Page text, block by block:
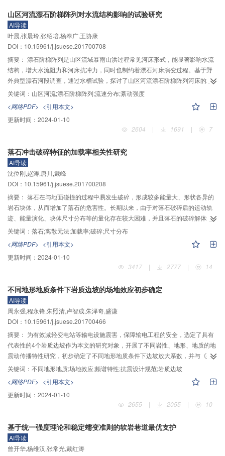
头的掺气特性，定义涌潮潮头的掺气长度，其与潮前水深及其流速、涌潮潮头
的高度及其传播速度等因素密切相关；利用量纲分析确定涌潮潮头的相对掺气
长度与涌潮强度和涌潮Froude数之间的函数关系后，运用非线性回归分析试验
数据得到计算涌潮潮头掺气长度的经验公式；最后通过对钱塘江盐官段涌潮潮
头掺气长度的几组观测值与经验公式计算值的对比与误差分析，验证了经验公
式的实用性，为更好地预测涌潮潮头掺气的特征提供了量化的基础。
山区河流漂石阶梯阵列对水流结构影响的试验研究
AI导读
叶晨,张晨玲,张绍培,杨奉广,王协康
DOI：10.15961/j.jsuese.201700708
摘要： 漂石阶梯阵列是山区流域暴雨山洪过程常见河床形式，能显著影响水流
结构，增大水流阻力和河床抗冲力，同时也制约着漂石河床演变过程。基于野
外典型漂石河段调查，通过水槽试验，探讨了山区河流漂石阶梯阵列河床的水
动力特征。试验结果表明：不同的漂石阶梯行距对于水流流速及其紊动强度影
响明显，三向紊动强度大体沿水深方向呈现先增大后减小趋势，横向与垂向的
紊动强度峰值点位置都位于0<
≤0.2水深处，近底逆流在垂向及主流方向的
作用范围分别为$1D$与
范围与漂石粒径呈正相关。漂石阵列对近床湍流具有“均匀化”作用，随着漂石排
关键词： 山区河流;漂石阶梯阵列;流速分布;紊动强度
<网络PDF> <引用本文>
更新时间： 2024-01-10
2604
| 1691 | 7
落石冲击破碎特征的加载率相关性研究
AI导读
沈位刚,赵涛,唐川,戴峰
DOI：10.15961/j.jsuese.201700208
摘要： 落石在与地面碰撞的过程中易发生破碎，形成较多能量大、形状各异的
岩石块体，从而增加了落石的危害性。长期以来，由于对落石破碎后的运动轨
迹、能量演化、块体尺寸分布等的量化存在较大困难，并且落石的破碎解体还
没有被考虑到落石的运动学分析中。因此，研究落石的冲击破碎机理，判断落
石是否破碎及预测破碎块体的大小将促进落石运动分析的进一步发展。本文运
用离散单元方法建立落石与地面的数值模型，落石由紧密黏结的球形颗粒组
成，刚性地面由一层固定颗粒代替，研究落石在不同速度撞击下的破碎特征，
分析落石破碎特征与冲击加载率的关系。结果表明：落石在撞击地面后，内部
随着冲击加载率的增大，落石内部产生的裂纹急剧增加，致使落石破碎的块体
数目增多，块体尺寸减小；落石的破碎程度与加载率呈线性正相关关系，破碎
块体数量和最大块体尺寸与加载率呈幂函数关系，且破碎块体的尺寸分布特征
符合三参数极值分布。
关键词： 落石;离散元法;加载率;破碎;尺寸分布
<网络PDF> <引用本文>
更新时间： 2024-01-10
3417
| 2777 | 14
不同地形地质条件下岩质边坡的场地效应初步确定
AI导读
周永强,程永锋,朱照清,卢智成,朱泽奇,盛谦
DOI：10.15961/j.jsuese.201700466
摘要： 为有效减轻变电站等输电设施震害，保障输电工程的安全，选定了具有
代表性的4个岩质边坡作为本文的研究对象，开展了不同岩性、地形、地质的地
震动传播特性研究，初步确定了不同地形地质条件下边坡放大系数，并与《建
筑物抗震设计规范》（QB 50011—2010）（以下简称规范）进行对比。得到
以下结论：对均质和非均质成层类型边坡，其放大系数大小基本排序为：上软
岩下硬岩>软岩>中硬岩>上中硬岩下硬岩>硬岩；对于覆盖土层岩质边坡，不同
厚度的土层对放大系数影响很大，与均质边坡完全不同；软弱夹层岩质边坡的
放大系数与均质岩质边坡基本一致，只是前者大于后者，差值都在0.1之内，说
性无关；不同的夹层厚度对边坡的放大系数影响基本上呈半正弦形式；通过分
析傅里叶谱，发现高边坡具有明显的放大效应，而低边坡却不明显；软岩的傅
里叶幅值明显大于中硬岩和硬岩，而硬岩和中硬岩则基本相同，因此从频谱特
关键词： 不同地形地质;场地效应;频谱特性;抗震设计规范;岩质边坡
<网络PDF> <引用本文>
更新时间： 2024-01-10
2655
| 2055 | 10
基于统一强度理论和稳定蠕变准则的软岩巷道最优支护
AI导读
曾开华,杨维汉,张常光,戴红涛